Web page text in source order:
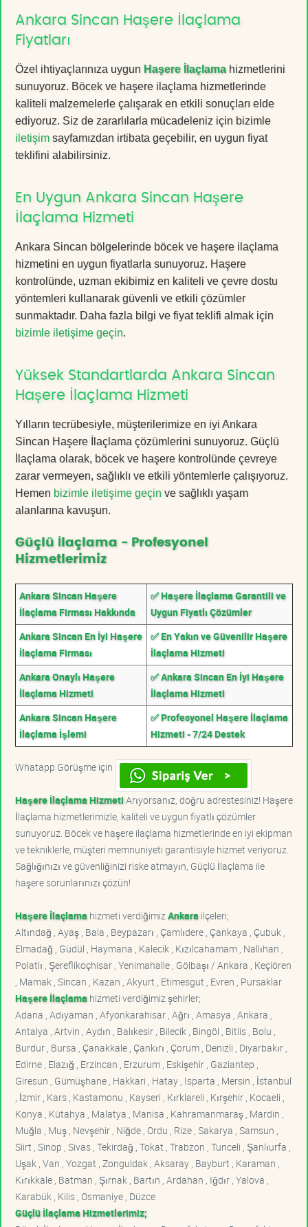
Ankara Sincan Haşere İlaçlama
Fiyatları
Özel ihtiyaçlarınıza uygun Haşere İlaçlamahizmetlerini
sunuyoruz. Böcek ve haşere ilaçlama hizmetlerinde
kaliteli malzemelerle çalışarak en etkili sonuçları elde
ediyoruz. Siz de zararlılarla mücadeleniz için bizimle
iletişim sayfamızdan irtibata geçebilir, en uygun fiyat
teklifini alabilirsiniz.
En Uygun Ankara Sincan Haşere
İlaçlama Hizmeti
Ankara Sincan bölgelerinde böcek ve haşere ilaçlama
hizmetini en uygun fiyatlarla sunuyoruz. Haşere
kontrolünde, uzman ekibimiz en kaliteli ve çevre dostu
yöntemleri kullanarak güvenli ve etkili çözümler
sunmaktadır. Daha fazla bilgi ve fiyat teklifi almak için
bizimle iletişime geçin.
Yüksek Standartlarda Ankara Sincan
Haşere İlaçlama Hizmeti
Yılların tecrübesiyle, müşterilerimize en iyi Ankara
Sincan Haşere İlaçlama çözümlerini sunuyoruz. Güçlü
İlaçlama olarak, böcek ve haşere kontrolünde çevreye
zarar vermeyen, sağlıklı ve etkili yöntemlerle çalışıyoruz.
Hemen bizimle iletişime geçin ve sağlıklı yaşam
alanlarına kavuşun.
Güçlü İlaçlama - Profesyonel
Hizmetlerimiz
Ankara Sincan Haşere
İlaçlama Firması Hakkında
✅ Haşere İlaçlama Garantili ve
Uygun Fiyatlı Çözümler
Ankara Sincan En İyi Haşere
İlaçlama Firması
✅ En Yakın ve Güvenilir Haşere
İlaçlama Hizmeti
Ankara Onaylı Haşere
İlaçlama Hizmeti
✅ Ankara Sincan En İyi Haşere
İlaçlama Hizmeti
Ankara Sincan Haşere
İlaçlama İşlemi
✅ Profesyonel Haşere İlaçlama
Hizmeti - 7/24 Destek
Whatapp Görüşme için
Haşere İlaçlama HizmetiArıyorsanız, doğru adrestesiniz! Haşere
İlaçlama hizmetlerimizle, kaliteli ve uygun fiyatlı çözümler
sunuyoruz. Böcek ve haşere ilaçlama hizmetlerinde en iyi ekipman
ve tekniklerle, müşteri memnuniyeti garantisiyle hizmet veriyoruz.
Sağlığınızı ve güvenliğinizi riske atmayın, Güçlü İlaçlama ile
haşere sorunlarınızı çözün!
Haşere İlaçlama hizmeti verdiğimiz Ankara ilçeleri;
Altındağ , Ayaş , Bala , Beypazarı , Çamlıdere , Çankaya , Çubuk ,
Elmadağ , Güdül , Haymana , Kalecik , Kızılcahamam , Nallıhan ,
Polatlı , Şereflikoçhisar , Yenimahalle , Gölbaşı / Ankara , Keçiören
, Mamak , Sincan , Kazan , Akyurt , Etimesgut , Evren , Pursaklar
Haşere İlaçlama hizmeti verdiğimiz şehirler;
Adana , Adıyaman , Afyonkarahisar , Ağrı , Amasya , Ankara ,
Antalya , Artvin , Aydın , Balıkesir , Bilecik , Bingöl , Bitlis , Bolu ,
Burdur , Bursa , Çanakkale , Çankırı , Çorum , Denizli , Diyarbakır ,
Edirne , Elazığ , Erzincan , Erzurum , Eskişehir , Gaziantep ,
Giresun , Gümüşhane , Hakkari , Hatay , Isparta , Mersin , İstanbul
, İzmir , Kars , Kastamonu , Kayseri , Kırklareli , Kırşehir , Kocaeli ,
Konya , Kütahya , Malatya , Manisa , Kahramanmaraş , Mardin ,
Muğla , Muş , Nevşehir , Niğde , Ordu , Rize , Sakarya , Samsun ,
Siirt , Sinop , Sivas , Tekirdağ , Tokat , Trabzon , Tunceli , Şanlıurfa ,
Uşak , Van , Yozgat , Zonguldak , Aksaray , Bayburt , Karaman ,
Kırıkkale , Batman , Şırnak , Bartın , Ardahan , Iğdır , Yalova ,
Karabük , Kilis , Osmaniye , Düzce
Güçlü İlaçlama Hizmetlerimiz;